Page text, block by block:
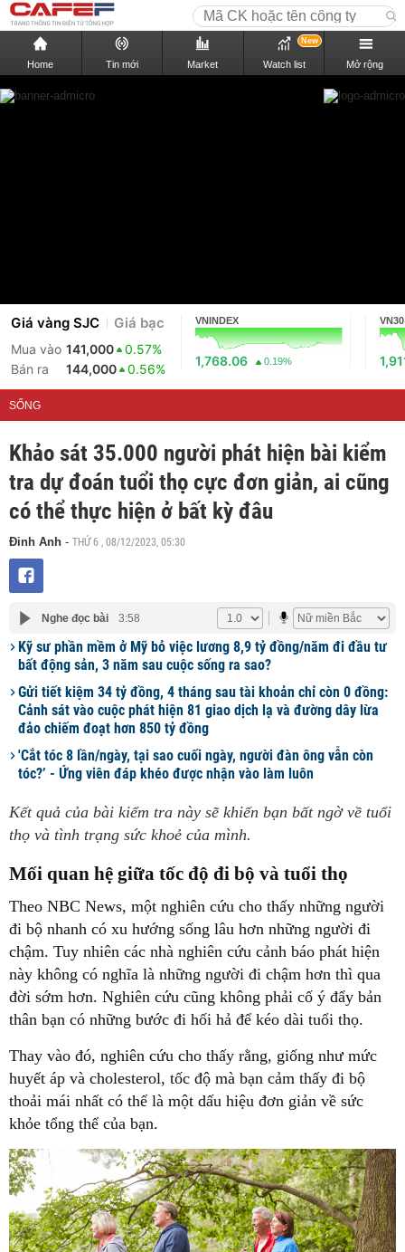
Home Tin mới Market Watch list
New
Mở rộng
Giá vàng SJC Giá bạc
Mua vào 141,000
0.57%
Bán ra
144,000 0.56%
VNINDEX
1,768.06 0.19%
VN30
SỐNG
Khảo sát 35.000 người phát hiện bài kiểm
tra dự đoán tuổi thọ cực đơn giản, ai cũng
có thể thực hiện ở bất kỳ đâu
Đinh Anh - THỨ 6 , 08/12/2023, 05:30
Nghe đọc bài 3:58
Kỹ sư phần mềm ở Mỹ bỏ việc lương 8,9 tỷ đồng/năm đi đầu tư
bất động sản, 3 năm sau cuộc sống ra sao?
Gửi tiết kiệm 34 tỷ đồng, 4 tháng sau tài khoản chỉ còn 0 đồng:
Cảnh sát vào cuộc phát hiện 81 giao dịch lạ và đường dây lừa
đảo chiếm đoạt hơn 850 tỷ đồng
'Cắt tóc 8 lần/ngày, tại sao cuối ngày, người đàn ông vẫn còn
tóc?’ - Ứng viên đáp khéo được nhận vào làm luôn
Kết quả của bài kiểm tra này sẽ khiến bạn bất ngờ về tuổi
thọ và tình trạng sức khoẻ của mình.
Mối quan hệ giữa tốc độ đi bộ và tuổi thọ
Theo NBC News, một nghiên cứu cho thấy những người
đi bộ nhanh có xu hướng sống lâu hơn những người đi
chậm. Tuy nhiên các nhà nghiên cứu cảnh báo phát hiện
này không có nghĩa là những người đi chậm hơn thì qua
đời sớm hơn. Nghiên cứu cũng không phải cố ý đẩy bản
thân bạn có những bước đi hối hả để kéo dài tuổi thọ.
Thay vào đó, nghiên cứu cho thấy rằng, giống như mức
huyết áp và cholesterol, tốc độ mà bạn cảm thấy đi bộ
thoải mái nhất có thể là một dấu hiệu đơn giản về sức
khỏe tổng thể của bạn.